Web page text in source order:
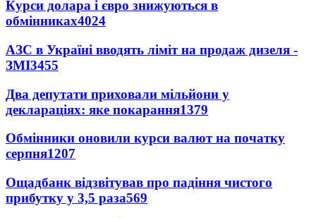
Курси долара і євро знижуються в
обмінниках4024
АЗС в Україні вводять ліміт на продаж дизеля -
ЗМІ3455
Два депутати приховали мільйони у
деклараціях: яке покарання1379
Обмінники оновили курси валют на початку
серпня1207
Ощадбанк відзвітував про падіння чистого
прибутку у 3,5 раза569